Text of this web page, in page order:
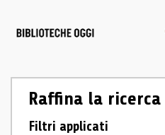
Raffina la ricerca
Filtri applicati